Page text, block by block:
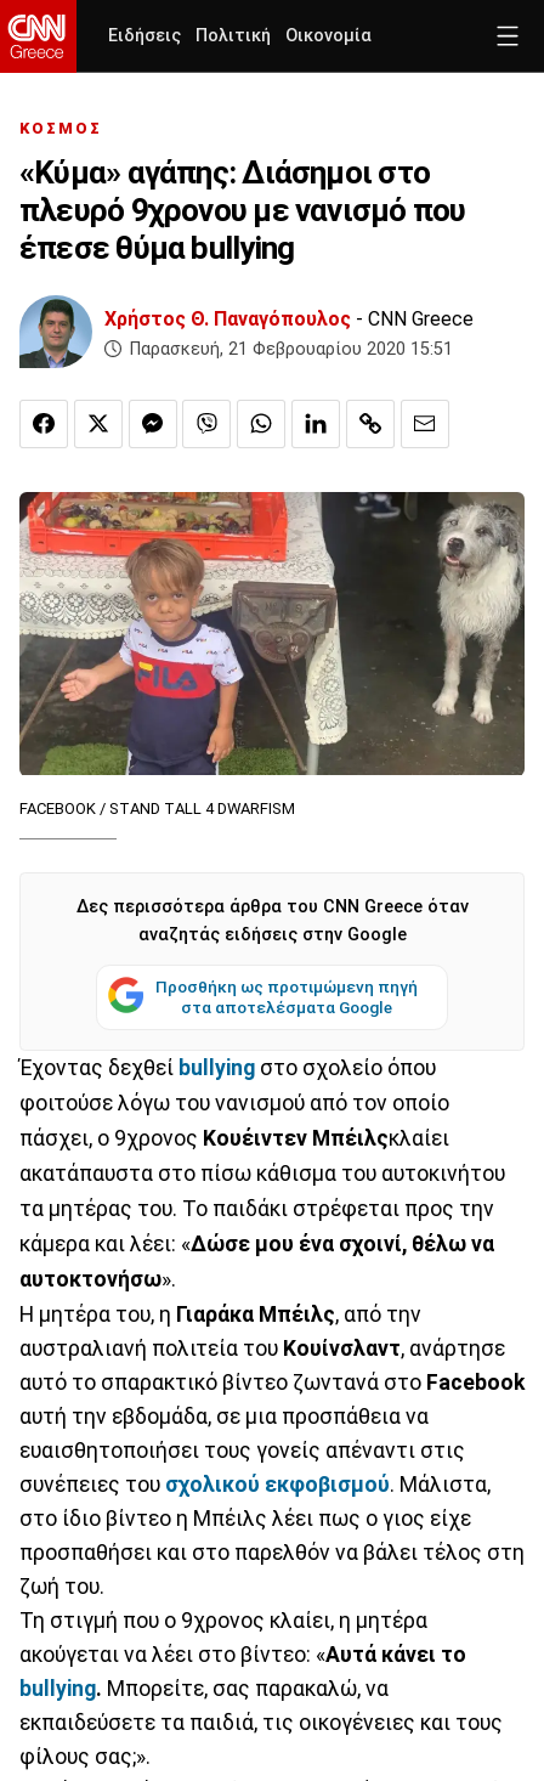
Ειδήσεις Πολιτική Οικονομία
ΚΟΣΜΟΣ
«Κύμα» αγάπης: Διάσημοι στο
πλευρό 9χρονου με νανισμό που
έπεσε θύμα bullying
Χρήστος Θ. Παναγόπουλος - CNN Greece
Παρασκευή, 21 Φεβρουαρίου 2020 15:51
FACEBOOK / STAND TALL 4 DWARFISM
Δες περισσότερα άρθρα του CNN Greece όταν
αναζητάς ειδήσεις στην Google
Προσθήκη ως προτιμώμενη πηγή
στα αποτελέσματα Google
Έχοντας δεχθεί bullying στο σχολείο όπου
φοιτούσε λόγω του νανισμού από τον οποίο
πάσχει, ο 9χρονος Κουέιντεν Μπέιλςκλαίει
ακατάπαυστα στο πίσω κάθισμα του αυτοκινήτου
τα μητέρας του. Το παιδάκι στρέφεται προς την
κάμερα και λέει: «Δώσε μου ένα σχοινί, θέλω να
αυτοκτονήσω».
Η μητέρα του, η Γιαράκα Μπέιλς, από την
αυστραλιανή πολιτεία του Κουίνσλαντ, ανάρτησε
αυτό το σπαρακτικό βίντεο ζωντανά στο Facebook
αυτή την εβδομάδα, σε μια προσπάθεια να
ευαισθητοποιήσει τους γονείς απέναντι στις
συνέπειες του σχολικού εκφοβισμού. Μάλιστα,
στο ίδιο βίντεο η Μπέιλς λέει πως ο γιος είχε
προσπαθήσει και στο παρελθόν να βάλει τέλος στη
ζωή του.
Τη στιγμή που ο 9χρονος κλαίει, η μητέρα
ακούγεται να λέει στο βίντεο: «Αυτά κάνει το
bullying. Μπορείτε, σας παρακαλώ, να
εκπαιδεύσετε τα παιδιά, τις οικογένειες και τους
φίλους σας;».